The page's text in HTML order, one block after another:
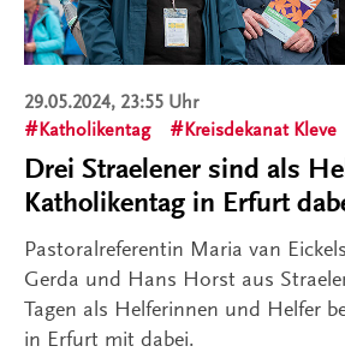
29.05.2024, 23:55 Uhr
Katholikentag
Kreisdekanat Kleve
Drei Straelener sind als
Katholikentag in Erfurt
Pastoralreferentin Maria van
Gerda und Hans Horst aus
Tagen als Helferinnen und Helfer
in Erfurt mit dabei.